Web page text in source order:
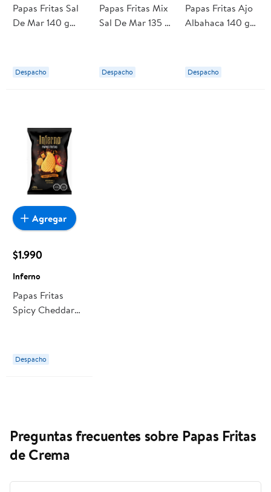
Papas Fritas Sal
De Mar 140 g
Despacho
Papas Fritas Mix
Sal De Mar 135 g
Despacho
Papas Fritas Ajo
Albahaca 140 g
Despacho
$1.990
Inferno
Papas Fritas
Spicy Cheddar
Despacho
Agregar
Preguntas frecuentes sobre Papas Fritas
de Crema